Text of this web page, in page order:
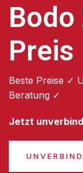
Preis
Beste Preise ✓
Beratung ✓
Jetzt